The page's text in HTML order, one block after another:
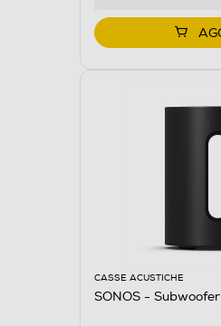
CASSE ACUSTICHE
SONOS -